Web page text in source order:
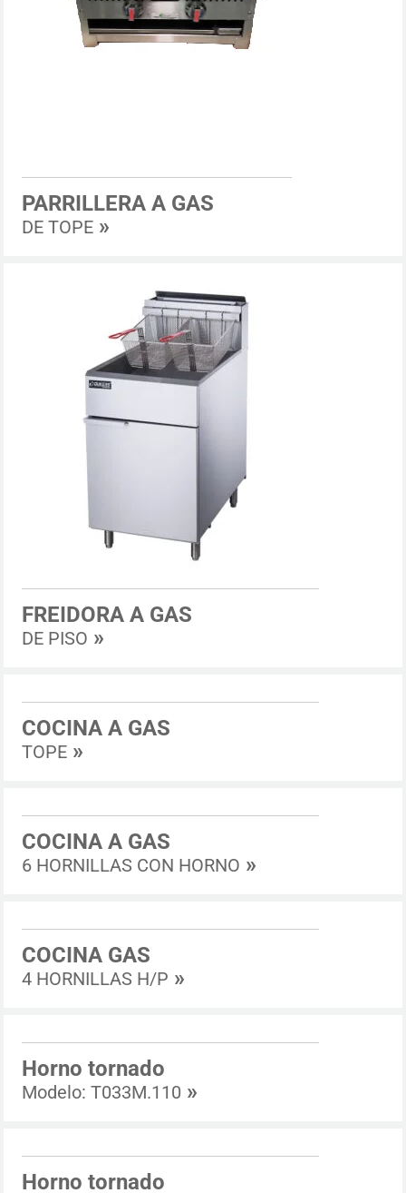
PARRILLERA A GAS
DE TOPE »
FREIDORA A GAS
DE PISO »
COCINA A GAS
TOPE »
COCINA A GAS
6 HORNILLAS CON HORNO »
COCINA GAS
4 HORNILLAS H/P »
Horno tornado
Modelo: T033M.110 »
Horno tornado